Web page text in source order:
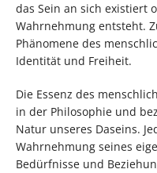
das Sein an sich existiert
Wahrnehmung entsteht.
Phänomene des
Identität und Freiheit.
Die Essenz des
in der Philosophie und
Natur unseres Daseins.
Wahrnehmung seines
Bedürfnisse und